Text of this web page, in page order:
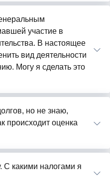
участие в
В настоящее
вид деятельности
Могу я сделать это
но не знаю,
происходит оценка
С какими налогами я